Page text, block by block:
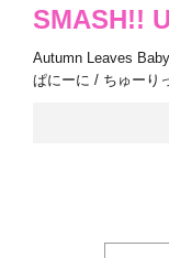
SMASH!!
Autumn Leaves
ぱにーに / ちゅーり